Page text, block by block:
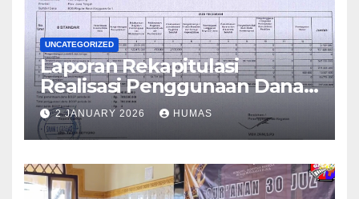
UNCATEGORIZED
Laporan Rekapitulasi
Realisasi Penggunaan Dana
BOS Reguler Tahap 2 Tahun
2025
2 JANUARY 2026 HUMAS